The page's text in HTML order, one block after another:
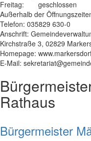
Freitag:
geschlossen
Außerhalb der
Telefon: 035829 630-0
Anschrift:
Kirchstraße 3, 02829
Homepage:
E-Mail:
Rathaus
Bürgermeister